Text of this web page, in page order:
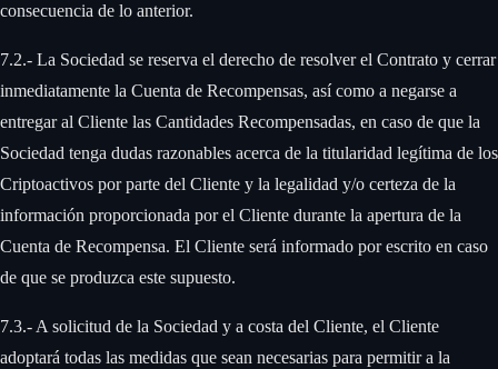
consecuencia de lo anterior. ‍
7.2.- La Sociedad se reserva el derecho de resolver el Contrato y cerrar
inmediatamente la Cuenta de Recompensas, así como a negarse a
entregar al Cliente las Cantidades Recompensadas, en caso de que la
Sociedad tenga dudas razonables acerca de la titularidad legítima de los
Criptoactivos por parte del Cliente y la legalidad y/o certeza de la
información proporcionada por el Cliente durante la apertura de la
Cuenta de Recompensa. El Cliente será informado por escrito en caso
de que se produzca este supuesto. ‍
7.3.- A solicitud de la Sociedad y a costa del Cliente, el Cliente
adoptará todas las medidas que sean necesarias para permitir a la